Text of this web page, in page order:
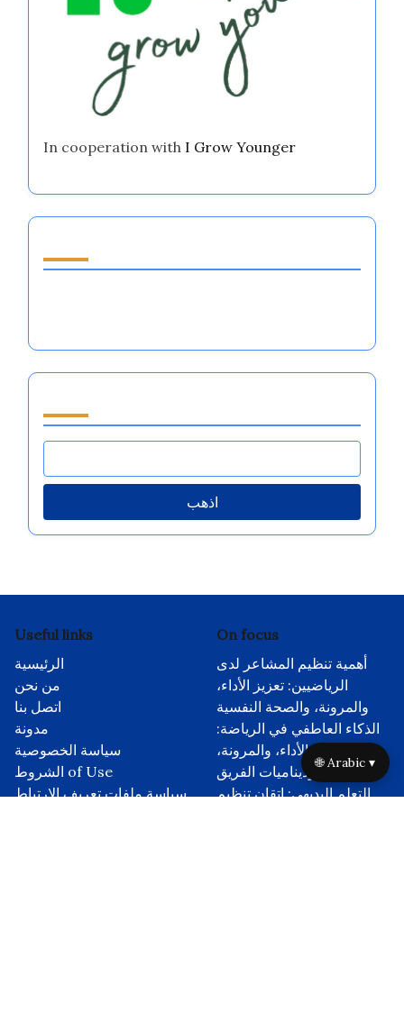
In cooperation with I Grow Younger
اذهب
Useful links
الرئيسية
من نحن
اتصل بنا
مدونة
سياسة الخصوصية
الشروط of Use
سياسة ملفات تعريف الارتباط
On focus
أهمية تنظيم المشاعر لدى
الرياضيين: تعزيز الأداء،
والمرونة، والصحة النفسية
الذكاء العاطفي في الرياضة:
إتقان الأداء، والمرونة،
وديناميات الفريق
التعلم البديهي: إتقان تنظيم
🌐 Arabic ▾